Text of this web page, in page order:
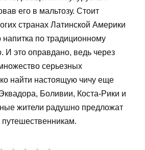
его в мальтозу. Стоит
странах Латинской Америки
напитка по традиционному
И это оправдано, ведь через
серьезных
найти настоящую чичу еще
Боливии, Коста-Рики и
жители радушно предложат